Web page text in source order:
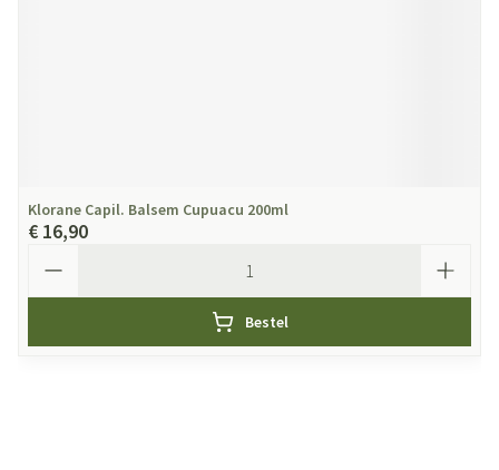
Klorane Capil. Balsem Cupuacu 200ml
€ 16,90
Bestel